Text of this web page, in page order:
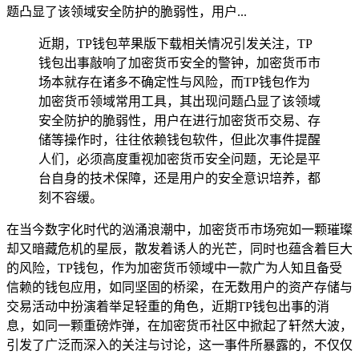
题凸显了该领域安全防护的脆弱性，用户...
近期，TP钱包苹果版下载相关情况引发关注，TP
钱包出事敲响了加密货币安全的警钟，加密货币市
场本就存在诸多不确定性与风险，而TP钱包作为
加密货币领域常用工具，其出现问题凸显了该领域
安全防护的脆弱性，用户在进行加密货币交易、存
储等操作时，往往依赖钱包软件，但此次事件提醒
人们，必须高度重视加密货币安全问题，无论是平
台自身的技术保障，还是用户的安全意识培养，都
刻不容缓。
在当今数字化时代的汹涌浪潮中，加密货币市场宛如一颗璀璨
却又暗藏危机的星辰，散发着诱人的光芒，同时也蕴含着巨大
的风险，TP钱包，作为加密货币领域中一款广为人知且备受
信赖的钱包应用，如同坚固的桥梁，在无数用户的资产存储与
交易活动中扮演着举足轻重的角色，近期TP钱包出事的消
息，如同一颗重磅炸弹，在加密货币社区中掀起了轩然大波，
引发了广泛而深入的关注与讨论，这一事件所暴露的，不仅仅